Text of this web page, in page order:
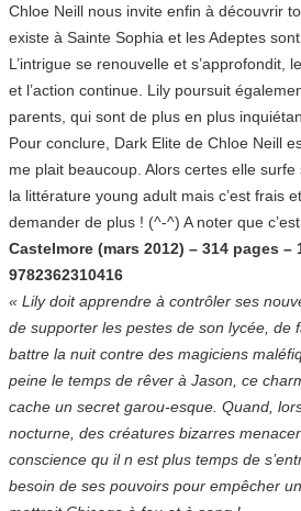
Chloe Neill nous invite enfin à découvrir
existe à Sainte Sophia et les Adeptes sont
L’intrigue se renouvelle et s’approfondit,
et l’action continue. Lily poursuit
parents, qui sont de plus en plus
Pour conclure, Dark Elite de Chloe Neill
me plait beaucoup. Alors certes elle
la littérature young adult mais c’est frais
demander de plus ! (^-^) A noter que
Castelmore (mars 2012) – 314 pages –
9782362310416
« Lily doit apprendre à contrôler ses
de supporter les pestes de son lycée, de
battre la nuit contre des magiciens
peine le temps de rêver à Jason, ce
cache un secret garou-esque. Quand,
nocturne, des créatures bizarres
conscience qu il n est plus temps de
besoin de ses pouvoirs pour empêcher